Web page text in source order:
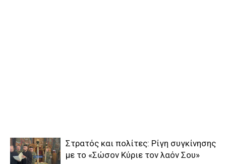
Στρατός και πολίτες: Ρίγη συγκίνησης
με το «Σώσον Κύριε τον λαόν Σου»